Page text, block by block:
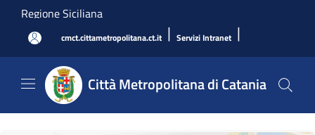
Salta al contenuto principale
Regione Siciliana
cmct.cittametropolitana.ct.it | Servizi Intranet |
Città Metropolitana di Catania